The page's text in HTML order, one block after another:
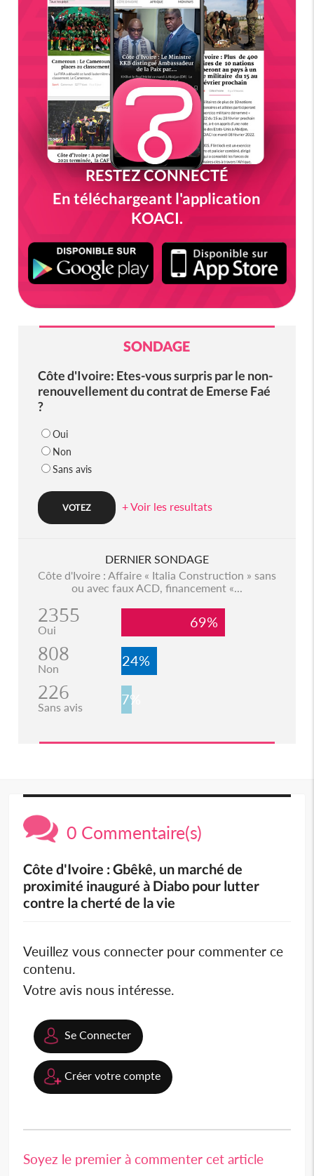
RESTEZ CONNECTÉ
En téléchargeant l'application
KOACI.
SONDAGE
Côte d'Ivoire: Etes-vous surpris par le non-
renouvellement du contrat de Emerse Faé
?
Oui
Non
Sans avis
+ Voir les resultats
DERNIER SONDAGE
Côte d'Ivoire : Affaire « Italia Construction » sans
ou avec faux ACD, financement «...
2355
Oui 69%
808
Non 24%
226
Sans avis 7%
0 Commentaire(s)
Côte d'Ivoire : Gbêkê, un marché de
proximité inauguré à Diabo pour lutter
contre la cherté de la vie
Veuillez vous connecter pour commenter ce
contenu.
Votre avis nous intéresse.
Se Connecter
Créer votre compte
Soyez le premier à commenter cet article